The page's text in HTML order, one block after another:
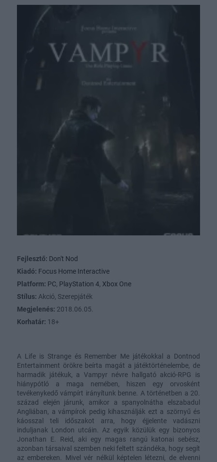
Fejlesztő: Don't Nod
Kiadó: Focus Home Interactive
Platform: PC, PlayStation 4, Xbox One
Stílus: Akció, Szerepjáték
Megjelenés: 2018.06.05.
Korhatár: 18+
A Life is Strange és Remember Me játékokkal a Dontnod
Entertainment örökre beírta magát a játéktörténelembe, de
harmadik játékuk, a Vampyr névre hallgató akció-RPG is
hiánypótló a maga nemében, hiszen egy orvosként
tevékenykedő vámpírt irányítunk benne. A történetben a 20.
század elején járunk, amikor a spanyolnátha elszabadul
Angliában, a vámpírok pedig kihasználják ezt a szörnyű és
káosszal teli időszakot arra, hogy éjjelente vadászni
induljanak London utcáin. Az egyik közülük egy bizonyos
Jonathan E. Reid, aki egy magas rangú katonai sebész,
azonban társaival szemben neki feltett szándéka, hogy segít
az embereken. Mivel vér nélkül képtelen létezni, de elvenni